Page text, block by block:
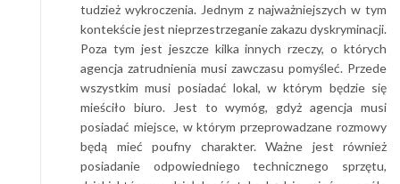
tudzież wykroczenia. Jednym z najważniejszych w tym
kontekście jest nieprzestrzeganie zakazu dyskryminacji.
Poza tym jest jeszcze kilka innych rzeczy, o których
agencja zatrudnienia musi zawczasu pomyśleć. Przede
wszystkim musi posiadać lokal, w którym będzie się
mieściło biuro. Jest to wymóg, gdyż agencja musi
posiadać miejsce, w którym przeprowadzane rozmowy
będą mieć poufny charakter. Ważne jest również
posiadanie odpowiedniego technicznego sprzętu,